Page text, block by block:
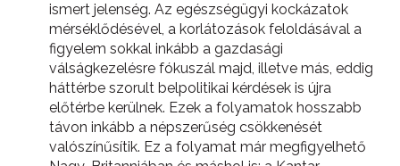
ismert jelenség. Az egészségügyi kockázatok
mérséklődésével, a korlátozások feloldásával a
figyelem sokkal inkább a gazdasági
válságkezelésre fókuszál majd, illetve más, eddig
háttérbe szorult belpolitikai kérdések is újra
előtérbe kerülnek. Ezek a folyamatok hosszabb
távon inkább a népszerűség csökkenését
valószínűsítik. Ez a folyamat már megfigyelhető